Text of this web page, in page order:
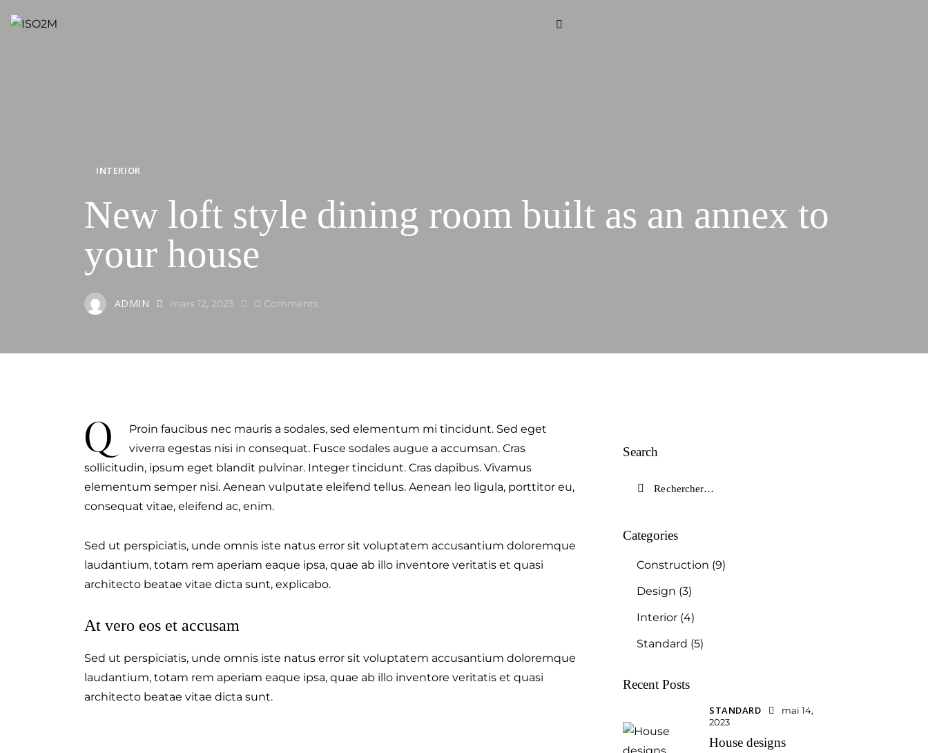
INTERIOR
New loft style dining room built as an annex to
your house
ADMIN mars 12, 2023 0 Comments
Q
Proin faucibus nec mauris a sodales, sed elementum mi tincidunt. Sed eget
viverra egestas nisi in consequat. Fusce sodales augue a accumsan. Cras
sollicitudin, ipsum eget blandit pulvinar. Integer tincidunt. Cras dapibus. Vivamus
elementum semper nisi. Aenean vulputate eleifend tellus. Aenean leo ligula, porttitor eu,
consequat vitae, eleifend ac, enim.
Sed ut perspiciatis, unde omnis iste natus error sit voluptatem accusantium doloremque
laudantium, totam rem aperiam eaque ipsa, quae ab illo inventore veritatis et quasi
architecto beatae vitae dicta sunt, explicabo.
At vero eos et accusam
Sed ut perspiciatis, unde omnis iste natus error sit voluptatem accusantium doloremque
laudantium, totam rem aperiam eaque ipsa, quae ab illo inventore veritatis et quasi
architecto beatae vitae dicta sunt.
Search
Categories
Construction (9)
Design (3)
Interior(4)
Standard (5)
Recent Posts
STANDARD
mai 14,
2023
House designs